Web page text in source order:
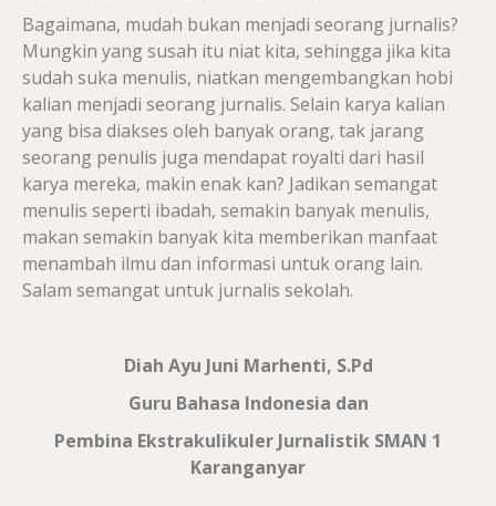
Bagaimana, mudah bukan menjadi seorang jurnalis?
Mungkin yang susah itu niat kita, sehingga jika kita
sudah suka menulis, niatkan mengembangkan hobi
kalian menjadi seorang jurnalis. Selain karya kalian
yang bisa diakses oleh banyak orang, tak jarang
seorang penulis juga mendapat royalti dari hasil
karya mereka, makin enak kan? Jadikan semangat
menulis seperti ibadah, semakin banyak menulis,
makan semakin banyak kita memberikan manfaat
menambah ilmu dan informasi untuk orang lain.
Salam semangat untuk jurnalis sekolah.
Diah Ayu Juni Marhenti, S.Pd
Guru Bahasa Indonesia dan
Pembina Ekstrakulikuler Jurnalistik SMAN 1
Karanganyar